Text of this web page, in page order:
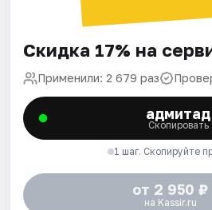
Скидка 17% на
Применили: 2 679 раз
адмитад
Скопировать
1 шаг. Скопируйте
от 2 950 ₽
на Kassir.ru